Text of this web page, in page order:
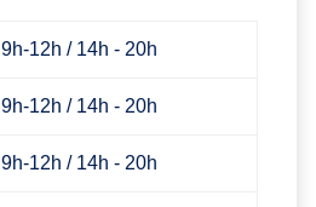
9h-12h / 14h - 20h
9h-12h / 14h - 20h
9h-12h / 14h - 20h